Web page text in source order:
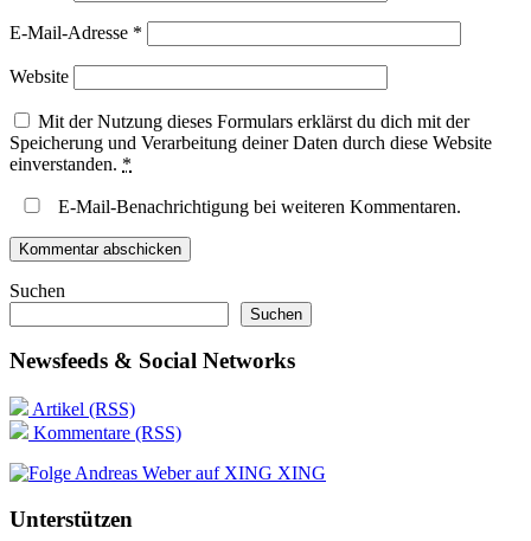
E-Mail-Adresse *
Website
Mit der Nutzung dieses Formulars erklärst du dich mit der
Speicherung und Verarbeitung deiner Daten durch diese Website
einverstanden. *
E-Mail-Benachrichtigung bei weiteren Kommentaren.
Suchen
Suchen
Newsfeeds & Social Networks
Artikel (RSS)
Kommentare (RSS)
XING
Unterstützen